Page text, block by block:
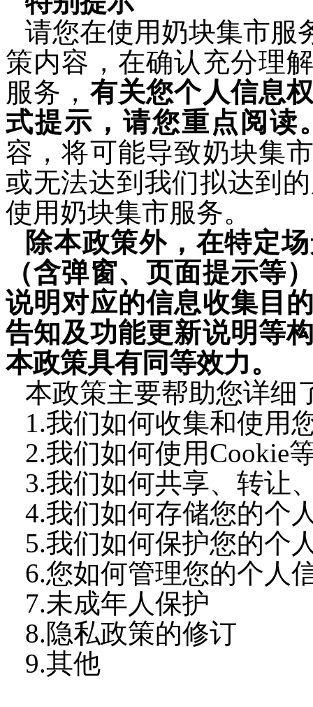
请您在使用奶块集市服
策内容，在确认充分理
服务， 有关您个人信息
式提示，请您重点阅读
容，将可能导致奶块集
或无法达到我们拟达到
使用奶块集市服务。
除本政策外，在特定
（含弹窗、页面提示等
说明对应的信息收集目
告知及功能更新说明等
本政策具有同等效力。
本政策主要帮助您详细
1.我们如何收集和使用
2.我们如何使用Cookie
3.我们如何共享、转让
4.我们如何存储您的个
5.我们如何保护您的个
6.您如何管理您的个人
7.未成年人保护
8.隐私政策的修订
9.其他